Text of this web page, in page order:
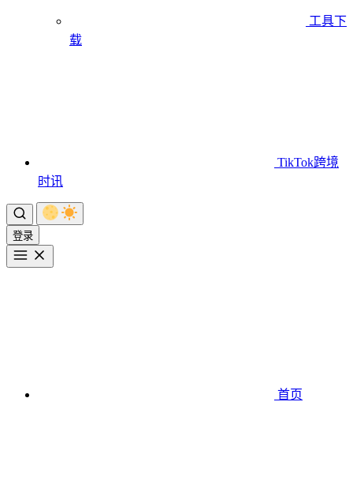
工具下
载
TikTok跨境
时讯
登录
首页